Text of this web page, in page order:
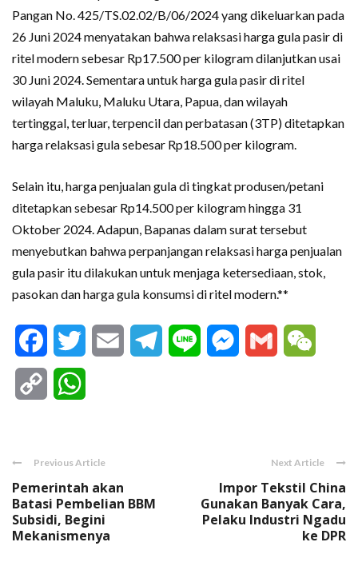
Pangan No. 425/TS.02.02/B/06/2024 yang dikeluarkan pada
26 Juni 2024 menyatakan bahwa relaksasi harga gula pasir di
ritel modern sebesar Rp17.500 per kilogram dilanjutkan usai
30 Juni 2024. Sementara untuk harga gula pasir di ritel
wilayah Maluku, Maluku Utara, Papua, dan wilayah
tertinggal, terluar, terpencil dan perbatasan (3TP) ditetapkan
harga relaksasi gula sebesar Rp18.500 per kilogram.
Selain itu, harga penjualan gula di tingkat produsen/petani
ditetapkan sebesar Rp14.500 per kilogram hingga 31
Oktober 2024. Adapun, Bapanas dalam surat tersebut
menyebutkan bahwa perpanjangan relaksasi harga penjualan
gula pasir itu dilakukan untuk menjaga ketersediaan, stok,
pasokan dan harga gula konsumsi di ritel modern.**
FacebookTwitter Email Telegram
Line Messenger
Gmail
Copy
Previous Article
Pemerintah akan
Batasi Pembelian BBM
Subsidi, Begini
Mekanismenya
Next Article
Impor Tekstil China
Gunakan Banyak Cara,
Pelaku Industri Ngadu
ke DPR